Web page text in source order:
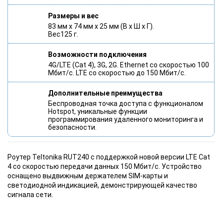
Размеры и вес
83 мм х 74 мм х 25 мм (В x Ш x Г).
Вес125 г.
Возможности подключения
4G/LTE (Cat 4), 3G, 2G. Ethernet со скоростью 100
Мбит/с. LTE со скоростью до 150 Мбит/с.
Дополнительные преимущества
Беспроводная точка доступа с функционалом
Hotspot, уникальные функции
программирования удаленного мониторинга и
безопасности.
Роутер Teltonika RUT240 c поддержкой новой версии LTE Cat
4 со скоростью передачи данных 150 Мбит/с. Устройство
оснащено выдвижным держателем SIM-карты и
светодиодной индикацией, демонстрирующей качество
сигнала сети.